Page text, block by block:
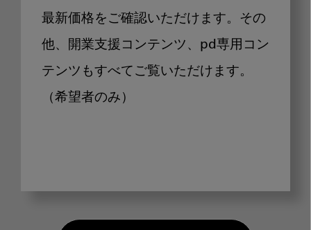
最新価格をご確認いただけます。その
他、開業支援コンテンツ、pd専用コン
テンツもすべてご覧いただけます。
（希望者のみ）